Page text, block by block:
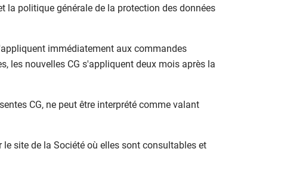
la politique générale de la protection des données
immédiatement aux commandes
les nouvelles CG s'appliquent deux mois après la
CG, ne peut être interprété comme valant
site de la Société où elles sont consultables et